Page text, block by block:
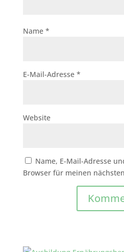
Name *
E-Mail-Adresse *
Website
Name, E-Mail-Adresse
Browser für meinen